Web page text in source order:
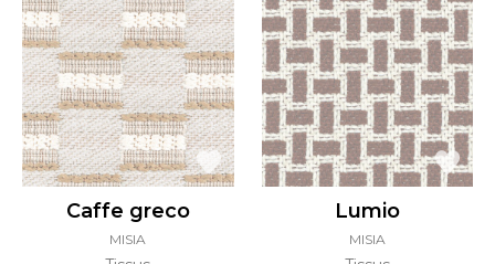
Caffe greco
MISIA
Lumio
MISIA